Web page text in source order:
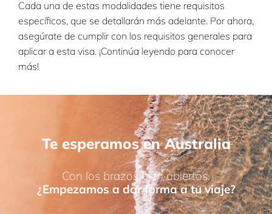
Cada una de estas modalidades tiene requisitos
específicos, que se detallarán más adelante. Por ahora,
asegúrate de cumplir con los requisitos generales para
aplicar a esta visa. ¡Continúa leyendo para conocer
más!
Te esperamos en Australia
Con los brazos bien abiertos.
¿Empezamos a dar forma a tu viaje?